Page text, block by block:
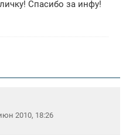
Спасибо за инфу!
2010, 18:26